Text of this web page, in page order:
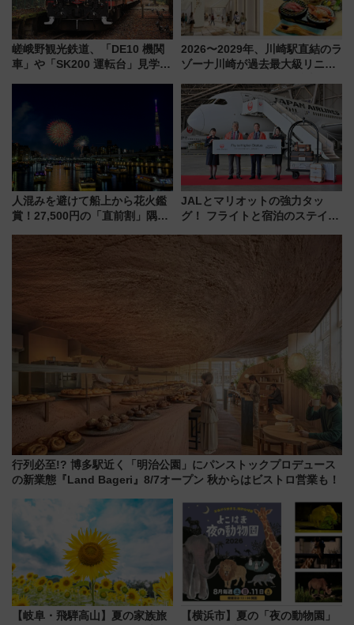
嵯峨野観光鉄道、「DE10 機関
車」や「SK200 運転台」見学ツ
うかも 参加方法やスケジュール
をご紹介
2026〜2029年、川崎駅直結のラ
ゾーナ川崎が過去最大級リニュ
「いつから何が変わるか」徹底
解説！
人混みを避けて船上から花火鑑
賞！27,500円の「直前割」隅田
JALとマリオットの強力タッ
グ！ フライトと宿泊のステイタ
上級会員資格を効率よく獲得す
る方法を解説
行列必至!? 博多駅近く「明治公園」にパンストックプロデュース
の新業態『Land Bageri』8/7オープン 秋からはビストロ営業も！
【岐阜・飛騨高山】夏の家族旅
【横浜市】夏の「夜の動物園」